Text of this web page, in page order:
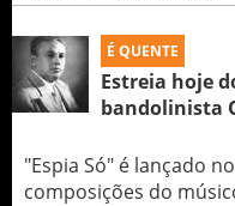
É QUENTE
Estreia hoje
bandolinista
"Espia Só" é lançado
composições do